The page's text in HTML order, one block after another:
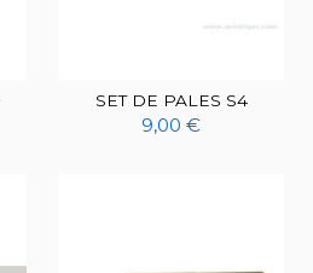
SET DE PALES S4
9,00 €